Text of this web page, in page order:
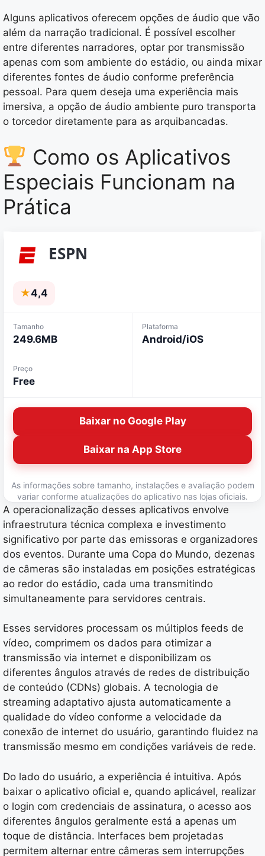
Alguns aplicativos oferecem opções de áudio que vão
além da narração tradicional. É possível escolher
entre diferentes narradores, optar por transmissão
apenas com som ambiente do estádio, ou ainda mixar
diferentes fontes de áudio conforme preferência
pessoal. Para quem deseja uma experiência mais
imersiva, a opção de áudio ambiente puro transporta
o torcedor diretamente para as arquibancadas.
Como os Aplicativos
Especiais Funcionam na
Prática
ESPN
★4,4
Tamanho
249.6MB
Plataforma
Android/iOS
Preço
Free
Baixar no Google Play
Baixar na App Store
As informações sobre tamanho, instalações e avaliação podem
variar conforme atualizações do aplicativo nas lojas oficiais.
A operacionalização desses aplicativos envolve
infraestrutura técnica complexa e investimento
significativo por parte das emissoras e organizadores
dos eventos. Durante uma Copa do Mundo, dezenas
de câmeras são instaladas em posições estratégicas
ao redor do estádio, cada uma transmitindo
simultaneamente para servidores centrais.
Esses servidores processam os múltiplos feeds de
vídeo, comprimem os dados para otimizar a
transmissão via internet e disponibilizam os
diferentes ângulos através de redes de distribuição
de conteúdo (CDNs) globais. A tecnologia de
streaming adaptativo ajusta automaticamente a
qualidade do vídeo conforme a velocidade da
conexão de internet do usuário, garantindo fluidez na
transmissão mesmo em condições variáveis de rede.
Do lado do usuário, a experiência é intuitiva. Após
baixar o aplicativo oficial e, quando aplicável, realizar
o login com credenciais de assinatura, o acesso aos
diferentes ângulos geralmente está a apenas um
toque de distância. Interfaces bem projetadas
permitem alternar entre câmeras sem interrupções